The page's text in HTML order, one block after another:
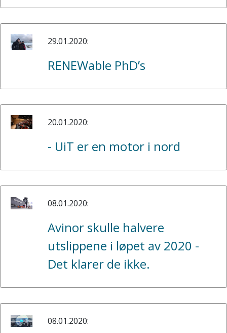
29.01.2020:
RENEWable PhD’s
20.01.2020:
- UiT er en motor i nord
08.01.2020:
Avinor skulle halvere
utslippene i løpet av 2020 -
Det klarer de ikke.
08.01.2020: